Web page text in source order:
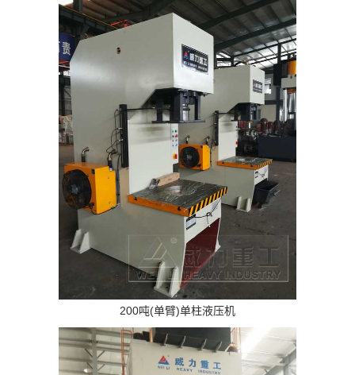
200吨(单臂)单柱液压机